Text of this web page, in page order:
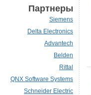
Партнеры
Siemens
Delta Electronics
Advantech
Belden
Rittal
QNX Software Systems
Schneider Electric